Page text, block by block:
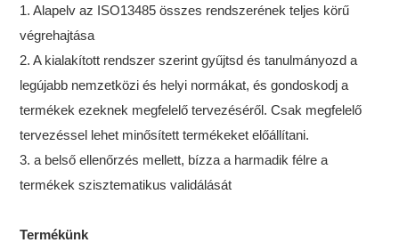
1. Alapelv az ISO13485 összes rendszerének teljes körű
végrehajtása
2. A kialakított rendszer szerint gyűjtsd és tanulmányozd a
legújabb nemzetközi és helyi normákat, és gondoskodj a
termékek ezeknek megfelelő tervezéséről. Csak megfelelő
tervezéssel lehet minősített termékeket előállítani.
3. a belső ellenőrzés mellett, bízza a harmadik félre a
termékek szisztematikus validálását
Termékünk